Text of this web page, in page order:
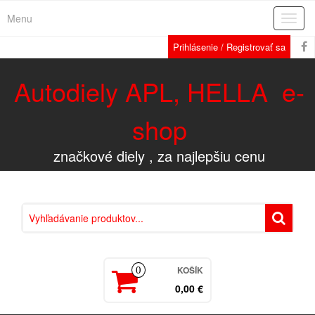
Menu
Prihlásenie / Registrovať sa
Autodiely APL, HELLA e-
shop
značkové diely , za najlepšiu cenu
0 KOŠÍK
0,00 €